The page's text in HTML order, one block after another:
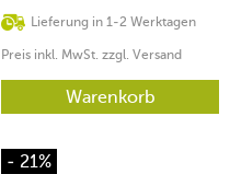
Lieferung in 1-2 Werktagen
Preis inkl. MwSt. zzgl. Versand
Warenkorb
- 21%